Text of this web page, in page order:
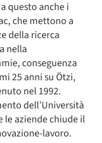
questo anche i
che mettono a
della ricerca
nella
conseguenza
25 anni su Ötzi,
nel 1992.
dell’Università
le aziende chiude il
lavoro.